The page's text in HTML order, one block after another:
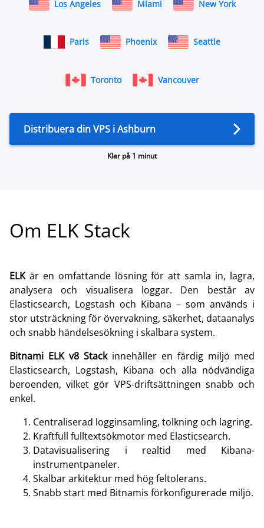
Los Angeles Miami New York
Paris Phoenix Seattle
Toronto Vancouver
Distribuera din VPS i Ashburn
Klar på 1 minut
Om ELK Stack
ELKär en omfattande lösning för att samla in, lagra,
analysera och visualisera loggar. Den består av
Elasticsearch, Logstash och Kibana – som används i
stor utsträckning för övervakning, säkerhet, dataanalys
och snabb händelsesökning i skalbara system.
Bitnami ELK v8 Stackinnehåller en färdig miljö med
Elasticsearch, Logstash, Kibana och alla nödvändiga
beroenden, vilket gör VPS-driftsättningen snabb och
enkel.
Centraliserad logginsamling, tolkning och lagring.
Kraftfull fulltextsökmotor med Elasticsearch.
Datavisualisering i realtid med Kibana-
instrumentpaneler.
Skalbar arkitektur med hög feltolerans.
Snabb start med Bitnamis förkonfigurerade miljö.